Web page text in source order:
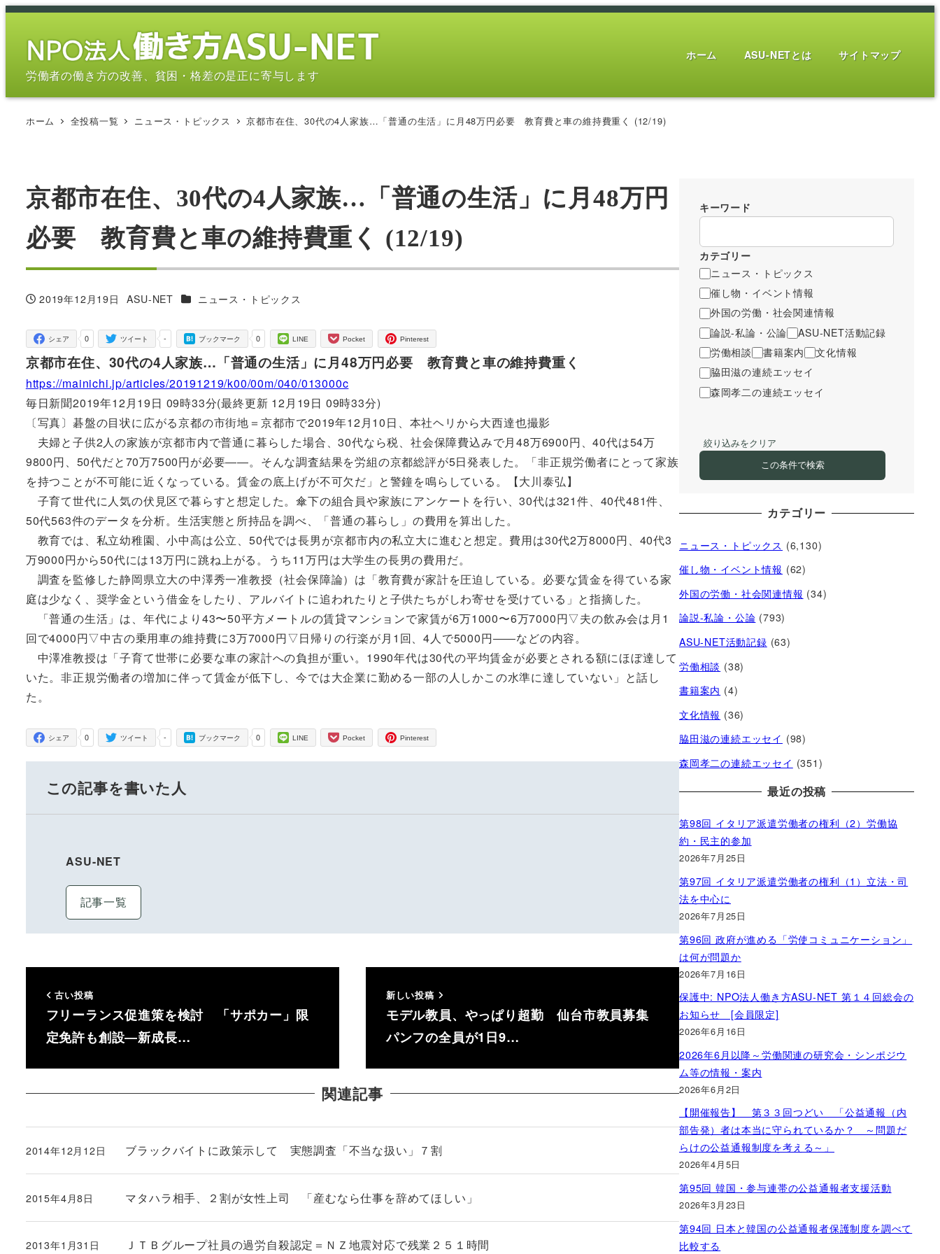
メ
労働者の働き方の改善、貧困・格差の是正に寄与します
ホーム ASU-NETとは サイトマップ
ホーム 全投稿一覧 ニュース・トピックス 京都市在住、30代の4人家族…「普通の生活」に月48万円必要 教育費と車の維持費重く (12/19)
京都市在住、30代の4人家族…「普通の生活」に月48万円
必要 教育費と車の維持費重く (12/19)
投稿日
2019年12月19日
著
ASU-NET カテゴリー
ニュース・トピックス
0
シェア -
ツイート 0
ブックマーク LINE Pocket Pinterest
京都市在住、30代の4人家族…「普通の生活」に月48万円必要 教育費と車の維持費重く
https://mainichi.jp/articles/20191219/k00/00m/040/013000c
毎日新聞2019年12月19日 09時33分(最終更新 12月19日 09時33分)
〔写真〕碁盤の目状に広がる京都の市街地＝京都市で2019年12月10日、本社ヘリから大西達也撮影
夫婦と子供2人の家族が京都市内で普通に暮らした場合、30代なら税、社会保障費込みで月48万6900円、40代は54万
9800円、50代だと70万7500円が必要――。そんな調査結果を労組の京都総評が5日発表した。「非正規労働者にとって家族
を持つことが不可能に近くなっている。賃金の底上げが不可欠だ」と警鐘を鳴らしている。【大川泰弘】
子育て世代に人気の伏見区で暮らすと想定した。傘下の組合員や家族にアンケートを行い、30代は321件、40代481件、
50代563件のデータを分析。生活実態と所持品を調べ、「普通の暮らし」の費用を算出した。
教育では、私立幼稚園、小中高は公立、50代では長男が京都市内の私立大に進むと想定。費用は30代2万8000円、40代3
万9000円から50代には13万円に跳ね上がる。うち11万円は大学生の長男の費用だ。
調査を監修した静岡県立大の中澤秀一准教授（社会保障論）は「教育費が家計を圧迫している。必要な賃金を得ている家
庭は少なく、奨学金という借金をしたり、アルバイトに追われたりと子供たちがしわ寄せを受けている」と指摘した。
「普通の生活」は、年代により43〜50平方メートルの賃貸マンションで家賃が6万1000〜6万7000円▽夫の飲み会は月1
回で4000円▽中古の乗用車の維持費に3万7000円▽日帰りの行楽が月1回、4人で5000円――などの内容。
中澤准教授は「子育て世帯に必要な車の家計への負担が重い。1990年代は30代の平均賃金が必要とされる額にほぼ達して
いた。非正規労働者の増加に伴って賃金が低下し、今では大企業に勤める一部の人しかこの水準に達していない」と話し
た。
0
シェア -
ツイート 0
ブックマーク LINE Pocket Pinterest
この記事を書いた人
ASU-NET
記事一覧
古い投稿
フリーランス促進策を検討 「サポカー」限
定免許も創設―新成長…
新しい投稿
モデル教員、やっぱり超勤 仙台市教員募集
パンフの全員が1日9…
関連記事
ブラックバイトに政策示して 実態調査「不当な扱い」７割
投稿日
2014年12月12日
マタハラ相手、２割が女性上司 「産むなら仕事を辞めてほしい」
投稿日
2015年4月8日
ＪＴＢグループ社員の過労自殺認定＝ＮＺ地震対応で残業２５１時間
2013年1月31日
キーワード
カテゴリー
ニュース・トピックス
催し物・イベント情報
外国の労働・社会関連情報
論説-私論・公論
ASU-NET活動記録
労働相談
書籍案内
文化情報
脇田滋の連続エッセイ
森岡孝二の連続エッセイ
絞り込みをクリア
この条件で検索
カテゴリー
ニュース・トピックス (6,130)
催し物・イベント情報 (62)
外国の労働・社会関連情報 (34)
論説-私論・公論 (793)
ASU-NET活動記録 (63)
労働相談 (38)
書籍案内 (4)
文化情報 (36)
脇田滋の連続エッセイ (98)
森岡孝二の連続エッセイ (351)
最近の投稿
第98回 イタリア派遣労働者の権利（2）労働協
約・民主的参加
2026年7月25日
第97回 イタリア派遣労働者の権利（1）立法・司
法を中心に
2026年7月25日
第96回 政府が進める「労使コミュニケーション」
は何が問題か
2026年7月16日
保護中: NPO法人働き方ASU-NET 第１４回総会の
お知らせ [会員限定]
2026年6月16日
2026年6月以降～労働関連の研究会・シンポジウ
ム等の情報・案内
2026年6月2日
【開催報告】 第３３回つどい 「公益通報（内
部告発）者は本当に守られているか？ ～問題だ
らけの公益通報制度を考える～」
2026年4月5日
第95回 韓国・参与連帯の公益通報者支援活動
2026年3月23日
第94回 日本と韓国の公益通報者保護制度を調べて
比較する